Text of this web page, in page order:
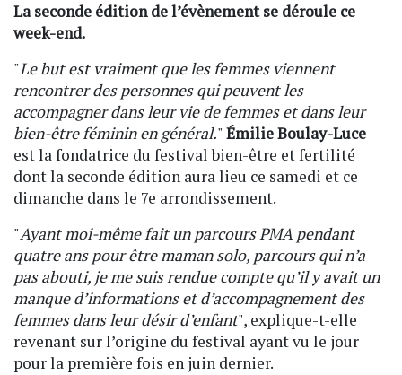
La seconde édition de l’évènement se déroule ce
week-end.
"Le but est vraiment que les femmes viennent
rencontrer des personnes qui peuvent les
accompagner dans leur vie de femmes et dans leur
bien-être féminin en général." Émilie Boulay-Luce
est la fondatrice du festival bien-être et fertilité
dont la seconde édition aura lieu ce samedi et ce
dimanche dans le 7e arrondissement.
"Ayant moi-même fait un parcours PMA pendant
quatre ans pour être maman solo, parcours qui n’a
pas abouti, je me suis rendue compte qu’il y avait un
manque d’informations et d’accompagnement des
femmes dans leur désir d’enfant", explique-t-elle
revenant sur l’origine du festival ayant vu le jour
pour la première fois en juin dernier.